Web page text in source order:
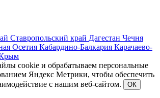
Ставропольский край Дагестан Чечня
Осетия Кабардино-Балкария Карачаево-
cookie и обрабатываем персональные
Яндекс Метрики, чтобы обеспечить
с нашим веб-сайтом.
ОК